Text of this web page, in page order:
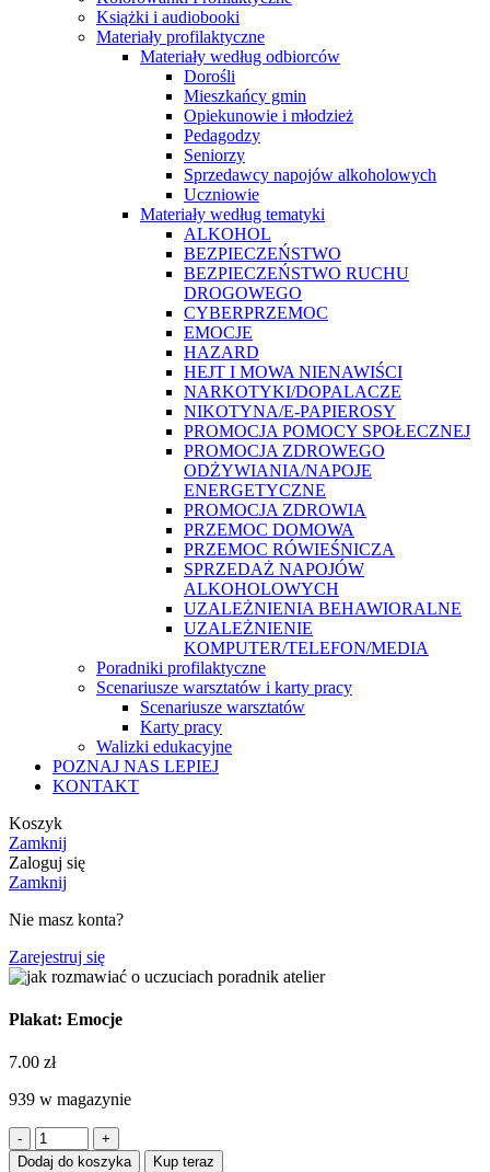
Książki i audiobooki
Materiały profilaktyczne
Materiały według odbiorców
Dorośli
Mieszkańcy gmin
Opiekunowie i młodzież
Pedagodzy
Seniorzy
Sprzedawcy napojów alkoholowych
Uczniowie
Materiały według tematyki
ALKOHOL
BEZPIECZEŃSTWO
BEZPIECZEŃSTWO RUCHU
DROGOWEGO
CYBERPRZEMOC
EMOCJE
HAZARD
HEJT I MOWA NIENAWIŚCI
NARKOTYKI/DOPALACZE
NIKOTYNA/E-PAPIEROSY
PROMOCJA POMOCY SPOŁECZNEJ
PROMOCJA ZDROWEGO
ODŻYWIANIA/NAPOJE
ENERGETYCZNE
PROMOCJA ZDROWIA
PRZEMOC DOMOWA
PRZEMOC RÓWIEŚNICZA
SPRZEDAŻ NAPOJÓW
ALKOHOLOWYCH
UZALEŻNIENIA BEHAWIORALNE
UZALEŻNIENIE
KOMPUTER/TELEFON/MEDIA
Poradniki profilaktyczne
Scenariusze warsztatów i karty pracy
Scenariusze warsztatów
Karty pracy
Walizki edukacyjne
POZNAJ NAS LEPIEJ
KONTAKT
Koszyk
Zamknij
Zaloguj się
Zamknij
Nie masz konta?
Zarejestruj się
Plakat: Emocje
7.00 zł
939 w magazynie
Dodaj do koszyka Kup teraz